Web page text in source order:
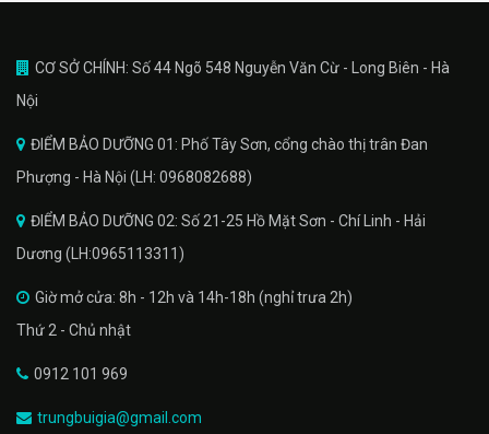
CƠ SỞ CHÍNH: Số 44 Ngõ 548 Nguyễn Văn Cừ - Long Biên - Hà
Nội
ĐIỂM BẢO DƯỠNG 01: Phố Tây Sơn, cổng chào thị trân Đan
Phượng - Hà Nội (LH: 0968082688)
ĐIỂM BẢO DƯỠNG 02: Số 21-25 Hồ Mặt Sơn - Chí Linh - Hải
Dương (LH:0965113311)
Giờ mở cửa: 8h - 12h và 14h-18h (nghỉ trưa 2h)
Thứ 2 - Chủ nhật
0912 101 969
trungbuigia@gmail.com